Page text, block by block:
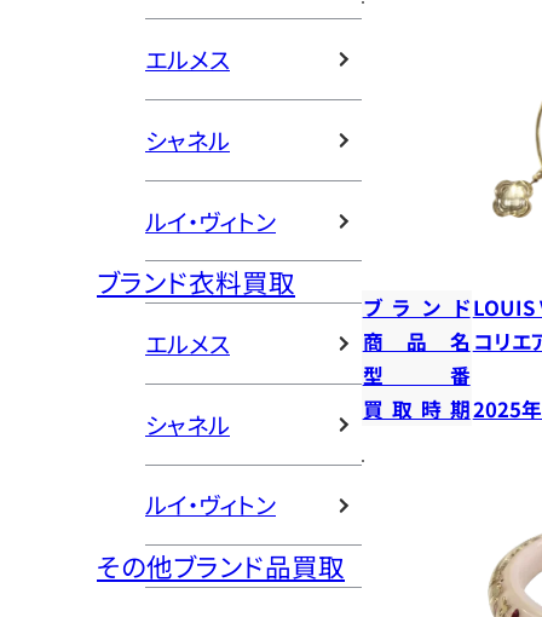
エルメス
シャネル
ルイ・ヴィトン
ブランド衣料買取
エルメス
シャネル
ルイ・ヴィトン
その他ブランド品買取
ブランドLOUIS
商品名 コリエ
型番
買取時期2025